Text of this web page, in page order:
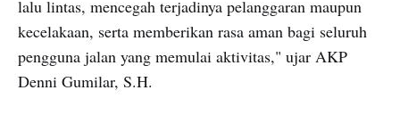
lalu lintas, mencegah terjadinya pelanggaran maupun
kecelakaan, serta memberikan rasa aman bagi seluruh
pengguna jalan yang memulai aktivitas," ujar AKP
Denni Gumilar, S.H.